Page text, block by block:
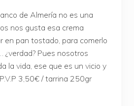
de Almería no es una
nos gusta esa crema
en pan tostado, para comerlo
¿verdad? Pues nosotros
la vida, ese que es un vicio y
3,50€ / tarrina 250gr